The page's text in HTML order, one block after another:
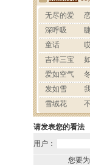
请发表您的看法
用户：
您要